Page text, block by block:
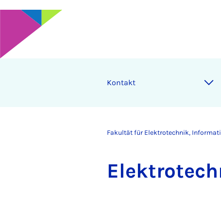
Kontakt
Fakultät für Elektrotechnik,